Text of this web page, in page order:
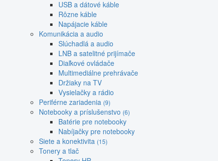
USB a dátové káble
Rôzne káble
Napájacie káble
Komunikácia a audio
Slúchadlá a audio
LNB a satelitné prijímače
Diaľkové ovládače
Multimediálne prehrávače
Držiaky na TV
Vysielačky a rádio
Periférne zariadenia (9)
Notebooky a príslušenstvo (6)
Batérie pre notebooky
Nabíjačky pre notebooky
Siete a konektivita (15)
Tonery a tlač